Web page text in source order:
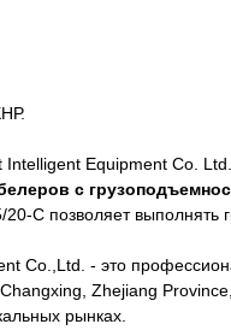
Intelligent Equipment Co. Ltd.
с
C позволяет выполнять
Co.,Ltd. - это
Changxing, Zhejiang
рынках.